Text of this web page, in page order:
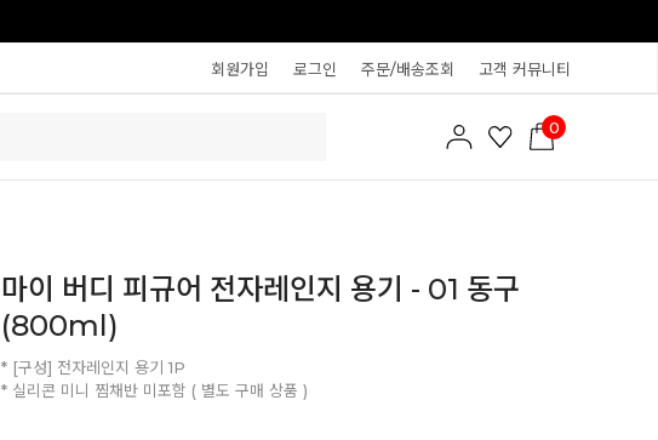
회원가입 로그인 주문/배송조회 고객 커뮤니티
0
마이 버디 피규어 전자레인지 용기 - 01 동구
(800ml)
* [구성] 전자레인지 용기 1P
* 실리콘 미니 찜채반 미포함 ( 별도 구매 상품 )